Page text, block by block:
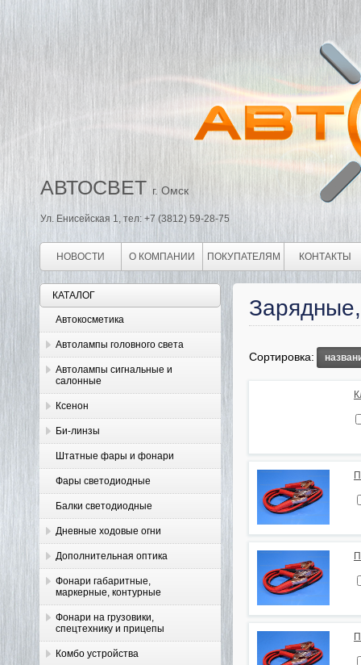
АВТОСВЕТ г. Омск
Ул. Енисейская 1, тел: +7 (3812) 59-28-75
НОВОСТИ О КОМПАНИИ ПОКУПАТЕЛЯМ КОНТАКТЫ
КАТАЛОГ
Автокосметика
Автолампы головного света
Автолампы сигнальные и
салонные
Ксенон
Би-линзы
Штатные фары и фонари
Фары светодиодные
Балки светодиодные
Дневные ходовые огни
Дополнительная оптика
Фонари габаритные,
маркерные, контурные
Фонари на грузовики,
спецтехнику и прицепы
Комбо устройства
Сортировка: